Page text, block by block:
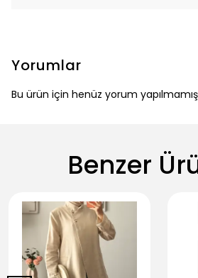
Yorumlar
Bu ürün için henüz yorum
Benzer